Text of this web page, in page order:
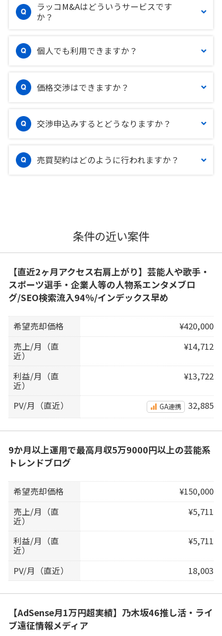
ラッコM&Aはどういうサービスです
か？
個人でも利用できますか？
価格交渉はできますか？
交渉申込みするとどうなりますか？
売買契約はどのように行われますか？
条件の近い案件
【直近2ヶ月アクセス右肩上がり】芸能人や歌手・
スポーツ選手・企業人等の人物系エンタメブロ
グ/SEO検索流入94％/インデックス早め
希望売却価格
¥420,000
売上/月（直
近）
¥14,712
利益/月（直
近）
¥13,722
PV/月（直近） GA連携 32,885
9か月以上運用で最高月収5万9000円以上の芸能系
トレンドブログ
希望売却価格
¥150,000
売上/月（直
近）
¥5,711
利益/月（直
近）
¥5,711
PV/月（直近） 18,003
【AdSense月1万円超実績】乃木坂46推し活・ライ
ブ遠征情報メディア